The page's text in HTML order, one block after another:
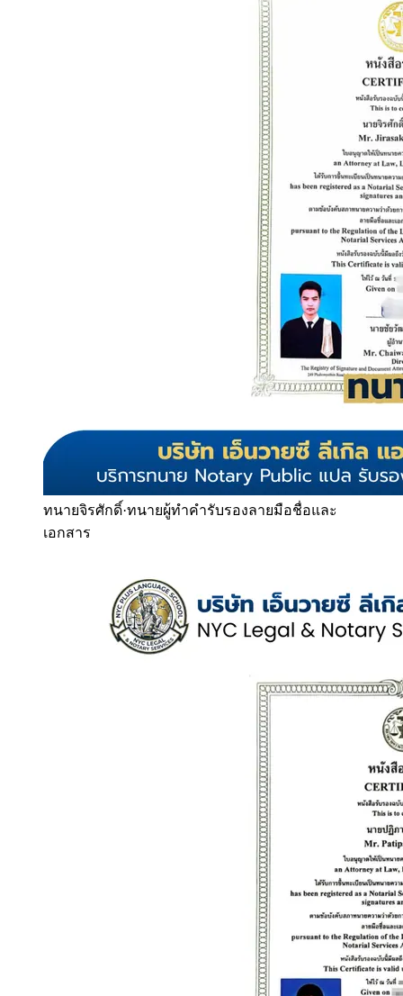
ทนายจิรศักดิ์·ทนายผู้ทำคำรับรองลายมือชื่อและ
เอกสาร